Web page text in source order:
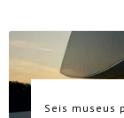
Seis museus